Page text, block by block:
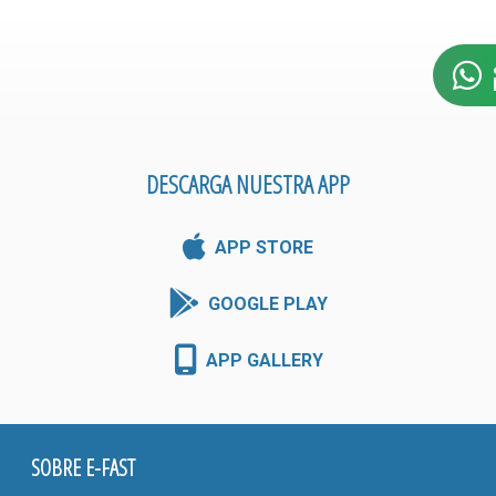
DESCARGA NUESTRA APP
APP STORE
GOOGLE PLAY
APP GALLERY
SOBRE E-FAST